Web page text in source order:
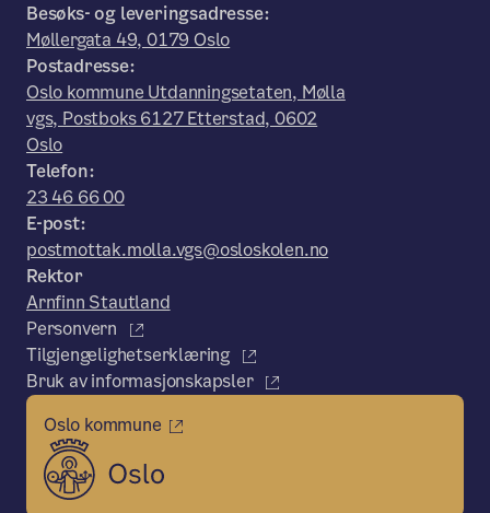
Besøks- og leveringsadresse:
Møllergata 49, 0179 Oslo
Postadresse:
Oslo kommune Utdanningsetaten, Mølla
vgs, Postboks 6127 Etterstad, 0602
Oslo
Telefon:
23 46 66 00
E-post:
postmottak.molla.vgs@osloskolen.no
Rektor
Arnfinn Stautland
Personvern
Tilgjengelighetserklæring
Bruk av informasjonskapsler
Oslo kommune